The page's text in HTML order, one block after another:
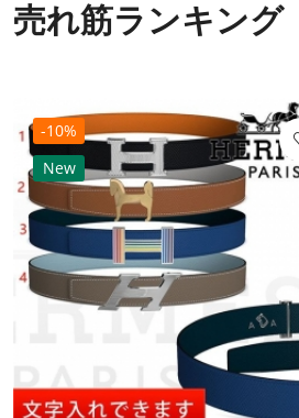
売れ筋ランキング
-10%
New